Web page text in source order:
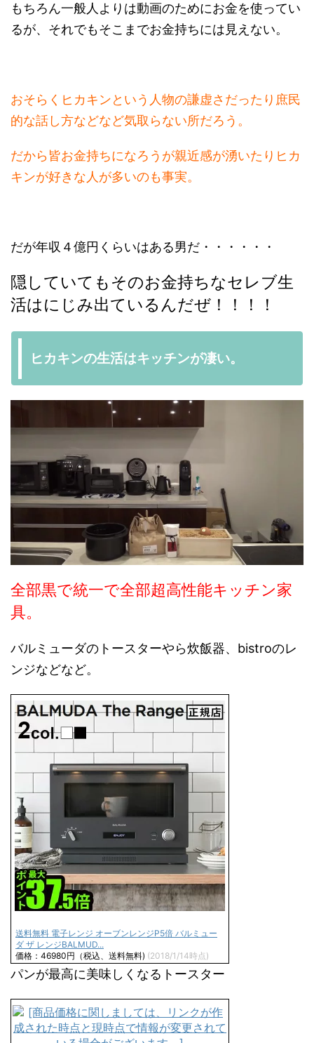
もちろん一般人よりは動画のためにお金を使ってい
るが、それでもそこまでお金持ちには見えない。
おそらくヒカキンという人物の謙虚さだったり庶民
的な話し方などなど気取らない所だろう。
だから皆お金持ちになろうが親近感が湧いたりヒカ
キンが好きな人が多いのも事実。
だが年収４億円くらいはある男だ・・・・・・
隠していてもそのお金持ちなセレブ生
活はにじみ出ているんだぜ！！！！
ヒカキンの生活はキッチンが凄い。
全部黒で統一で全部超高性能キッチン家
具。
バルミューダのトースターやら炊飯器、bistroのレ
ンジなどなど。
送料無料 電子レンジ オーブンレンジP5倍 バルミュー
ダ ザ レンジBALMUD...
価格：46980円（税込、送料無料) (2018/1/14時点)
パンが最高に美味しくなるトースター